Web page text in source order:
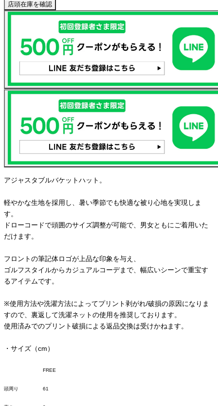
店頭在庫を確認
アジャスタブルバケットハット。
軽やかな生地を採用し、暑い季節でも快適な被り心地を実現しま
す。
ドローコードで頭囲のサイズ調整が可能で、男女ともにご着用いた
だけます。
フロントの筆記体ロゴが上品な印象を与え、
ゴルフスタイルからカジュアルコーデまで、幅広いシーンで重宝す
るアイテムです。
※使用方法や洗濯方法によってプリント剥がれ/破損の原因になりま
すので、裏返して洗濯ネットの使用を推奨しております。
使用済みでのプリント破損による返品交換は受けかねます。
・サイズ（cm）
FREE
頭周り 61